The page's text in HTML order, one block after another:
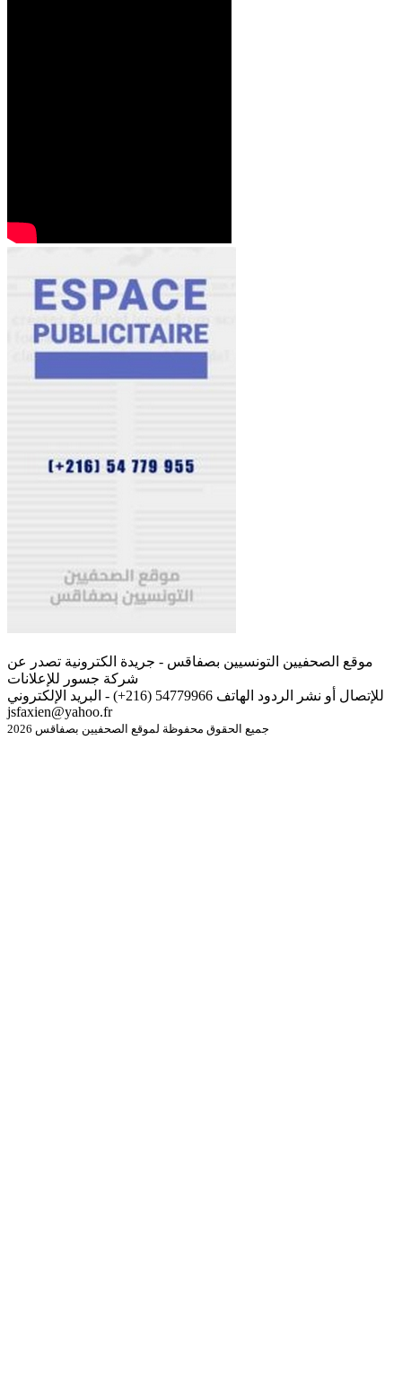
موقع الصحفيين التونسيين بصفاقس - جريدة الكترونية تصدر عن
شركة جسور للإعلانات
للإتصال أو نشر الردود الهاتف 54779966 (216+) - البريد الإلكتروني
jsfaxien@yahoo.fr
جميع الحقوق محفوظة لموقع الصحفيين بصفاقس 2026